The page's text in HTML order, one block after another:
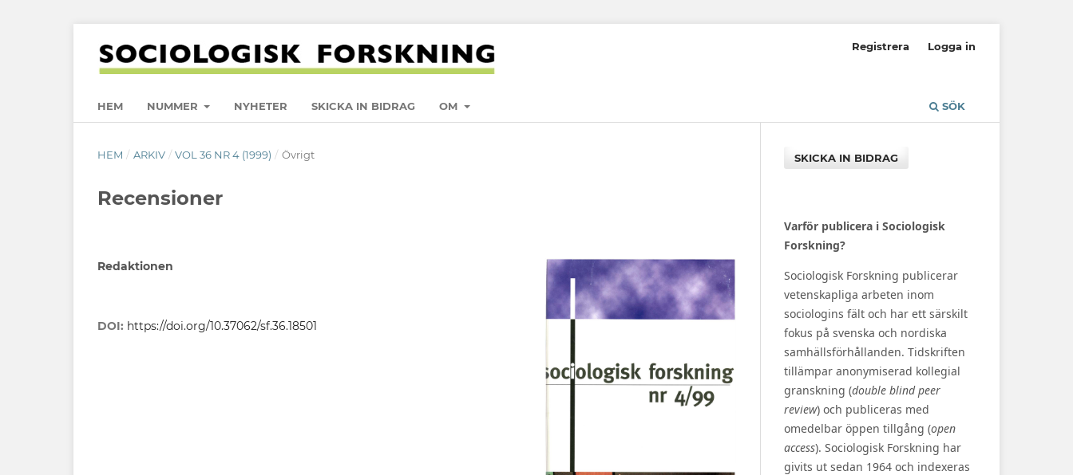
HEM NUMMER NYHETER SKICKA IN BIDRAG OM SÖK
Registrera Logga in
HEM / ARKIV / VOL 36 NR 4 (1999) / Övrigt
Recensioner
Redaktionen
DOI: https://doi.org/10.37062/sf.36.18501
SKICKA IN BIDRAG
Varför publicera i Sociologisk
Forskning?
Sociologisk Forskning publicerar
vetenskapliga arbeten inom
sociologins fält och har ett särskilt
fokus på svenska och nordiska
samhällsförhållanden. Tidskriften
tillämpar anonymiserad kollegial
granskning (double blind peer
review) och publiceras med
omedelbar öppen tillgång (open
access). Sociologisk Forskning har
givits ut sedan 1964 och indexeras